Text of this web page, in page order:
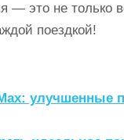
это не только
поездкой!
улучшенные